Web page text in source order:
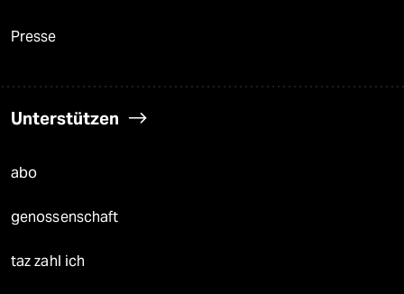
Presse
Unterstützen
abo
genossenschaft
taz zahl ich